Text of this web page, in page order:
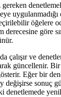
öğelere
derecesine göre
çalışır ve
güncellenir. Bir
Eğer bir
değişirse sonuç
denetlemede